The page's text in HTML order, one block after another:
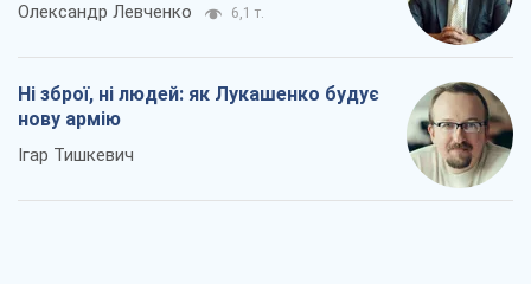
Олександр Левченко 6,1 т.
Ні зброї, ні людей: як Лукашенко будує
нову армію
Ігар Тишкевич